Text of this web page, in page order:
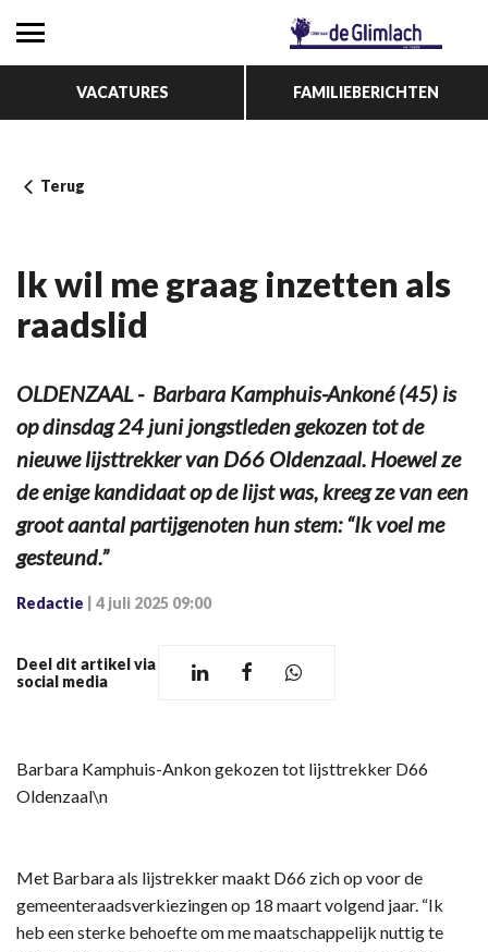
VACATURES FAMILIEBERICHTEN
Terug
Ik wil me graag inzetten als
raadslid
OLDENZAAL - Barbara Kamphuis-Ankoné (45) is
op dinsdag 24 juni jongstleden gekozen tot de
nieuwe lijsttrekker van D66 Oldenzaal. Hoewel ze
de enige kandidaat op de lijst was, kreeg ze van een
groot aantal partijgenoten hun stem: “Ik voel me
gesteund.”
Redactie 4 juli 2025 09:00
Deel dit artikel via
social media
Barbara Kamphuis-Ankon gekozen tot lijsttrekker D66
Oldenzaal\n
Met Barbara als lijstrekker maakt D66 zich op voor de
gemeenteraadsverkiezingen op 18 maart volgend jaar. “Ik
heb een sterke behoefte om me maatschappelijk nuttig te